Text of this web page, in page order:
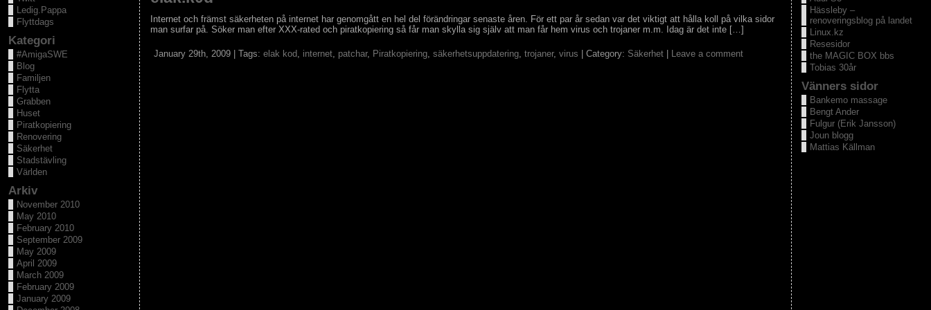
Internet och främst säkerheten på internet har genomgått en hel del förändringar senaste åren. För ett par år sedan var det viktigt att hålla koll på vilka sidor
man surfar på. Söker man efter XXX-rated och piratkopiering så får man skylla sig själv att man får hem virus och trojaner m.m. Idag är det inte […]
January 29th, 2009 | Tags: elak kod, internet, patchar, Piratkopiering, säkerhetsuppdatering, trojaner, virus | Category: Säkerhet Leave a comment
Ledig.Pappa
Flyttdags
Kategori
#AmigaSWE
Blog
Familjen
Flytta
Grabben
Huset
Piratkopiering
Renovering
Säkerhet
Stadstävling
Världen
Arkiv
November 2010
May 2010
February 2010
September 2009
May 2009
April 2009
March 2009
February 2009
January 2009
Hässleby –
renoveringsblog på landet
Linux.kz
Resesidor
the MAGIC BOX bbs
Tobias 30år
Vänners sidor
Bankemo massage
Bengt Ander
Fulgur (Erik Jansson)
Joun blogg
Mattias Källman